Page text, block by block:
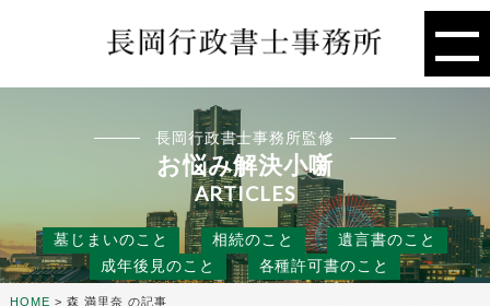
長岡行政書士事務所監修
お悩み解決小噺
ARTICLES
墓じまいのこと 相続のこと
遺言書のこと
成年後見のこと
各種許可書のこと
HOME > 森 満里奈 の記事